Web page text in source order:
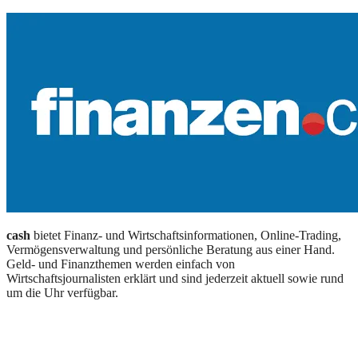
cash bietet Finanz- und Wirtschaftsinformationen, Online-Trading,
Vermögensverwaltung und persönliche Beratung aus einer Hand.
Geld- und Finanzthemen werden einfach von
Wirtschaftsjournalisten erklärt und sind jederzeit aktuell sowie rund
um die Uhr verfügbar.